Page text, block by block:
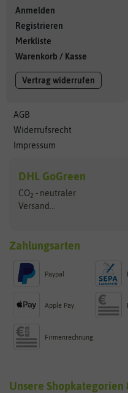
Anmelden
Registrieren
Merkliste
Warenkorb / Kasse
Vertrag widerrufen
AGB
Widerrufsrecht
Impressum
DHL GoGreen
CO2 - neutraler
Versand...
Zahlungsarten
Paypal
Apple Pay
Firmenrechnung
Unsere Shopkategorien